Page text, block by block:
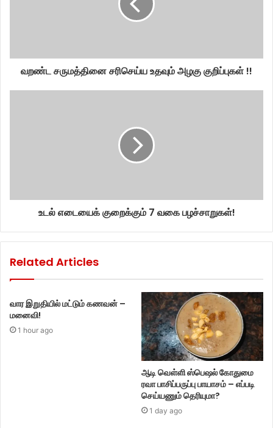
வறண்ட சருமத்தினை சரிசெய்ய உதவும் அழகு குறிப்புகள் !!
உடல் எடையைக் குறைக்கும் 7 வகை பழச்சாறுகள்!
Related Articles
வார இறுதியில் மட்டும் கணவன் –
மனைவி!
1 hour ago
ஆடி வெள்ளி ஸ்பெஷல் கோதுமை
ரவா பாசிப்பருப்பு பாயாசம் – எப்படி
செய்யணும் தெரியுமா?
1 day ago